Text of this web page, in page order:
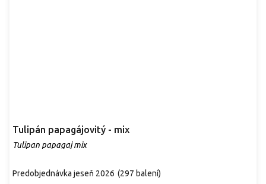
Tulipán papagájovitý - mix
Tulipan papagaj mix
Predobjednávka jeseň 2026 (297 balení)